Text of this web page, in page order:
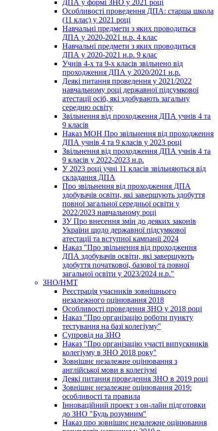
ДПА у формі ЗНО у 2021 році
Особливості проведення ДПА: старша школа
(11 клас) у 2021 році
Навчальні предмети з яких проводиться
ДПА у 2020-2021 н.р. 4 клас
Навчальні предмети з яких проводиться
ДПА у 2020-2021 н.р. 9 клас
Учнів 4-х та 9-х класів звільнено від
проходження ДПА у 2020/2021 н.р.
Деякі питання проведення у 2021/2022
навчальному році державної підсумкової
атестації осіб, які здобувають загальну
середню освіту
Звільнення від проходження ДПА учнів 4 та
9 класів
Наказ МОН Про звільнення від проходження
ДПА учнів 4 та 9 класів у 2023 році
Звільнення від проходження ДПА учнів 4 та
9 класів у 2022-2023 н.р.
У 2023 році учні 11 класів звільняються від
складання ДПА
Про звільнення від проходження ДПА
здобувачів освіти, які завершують здобуття
повної загальної середньої освіти у
2022/2023 навчальному році
ЗУ Про внесення змін до деяких законів
України щодо державної підсумкової
атестації та вступної кампанії 2024
Наказ "Про звільнення від проходження
ДПА здобувачів освіти, які завершують
здобуття початкової, базової та повної
загальної освіти у 2023/2024 н.р."
ЗНО/НМТ
Реєстрація учасників зовнішнього
незалежного оцінювання 2018
Особливості проведення ЗНО у 2018 році
Наказ "Про організацію роботи пункту
тестування на базі колегіуму"
Супровід на ЗНО
Наказ "Про організацію участі випускників
колегіуму в ЗНО 2018 року"
Зовнішнє незалежне оцінювання з
англійської мови в колегіумі
Деякі питання проведення ЗНО в 2019 році
Зовнішнє незалежне оцінювання 2019:
особливості та правила
Інноваційний проект з он-лайн підготовки
до ЗНО "Будь розумним"
Наказ про зовнішнє незалежне оцінювання